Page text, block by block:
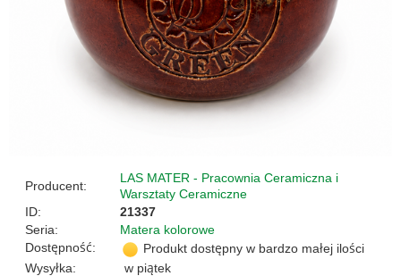
Producent:
LAS MATER - Pracownia Ceramiczna i
Warsztaty Ceramiczne
ID:
21337
Seria:
Matera kolorowe
Dostępność:
Produkt dostępny w bardzo małej ilości
Wysyłka:
w piątek